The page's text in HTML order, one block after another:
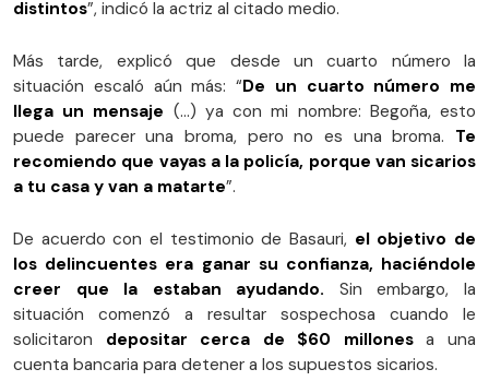
distintos”, indicó la actriz al citado medio.
Más tarde, explicó que desde un cuarto número la
situación escaló aún más: “De un cuarto número me
llega un mensaje (…) ya con mi nombre: Begoña, esto
puede parecer una broma, pero no es una broma. Te
recomiendo que vayas a la policía, porque van sicarios
a tu casa y van a matarte”.
De acuerdo con el testimonio de Basauri, el objetivo de
los delincuentes era ganar su confianza, haciéndole
creer que la estaban ayudando. Sin embargo, la
situación comenzó a resultar sospechosa cuando le
solicitaron depositar cerca de $60 millonesa una
cuenta bancaria para detener a los supuestos sicarios.